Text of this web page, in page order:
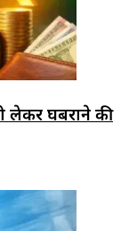
लेकर घबराने की